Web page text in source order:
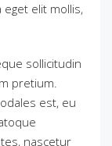
elit mollis,
sollicitudin
pretium.
est, eu
nascetur